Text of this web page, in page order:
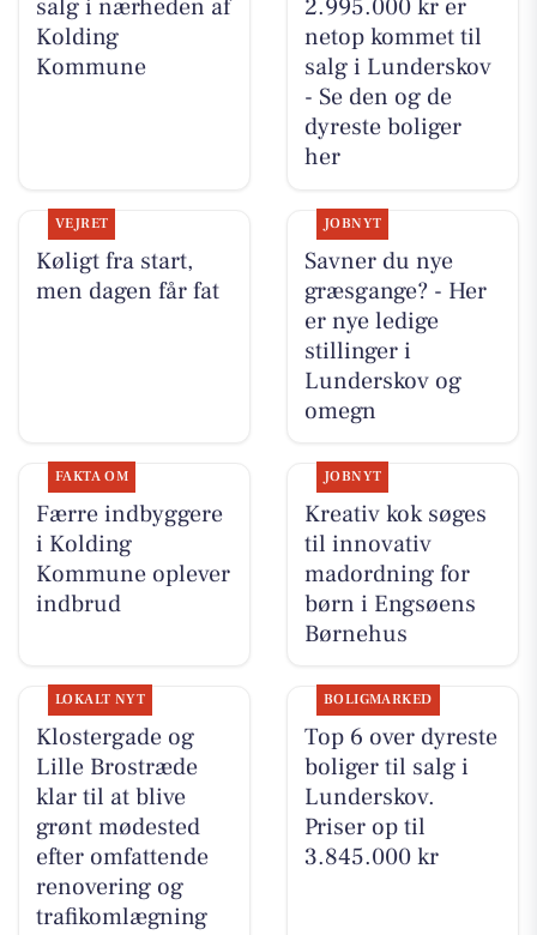
salg i nærheden af
Kolding
Kommune
2.995.000 kr er
netop kommet til
salg i Lunderskov
- Se den og de
dyreste boliger
her
VEJRET
Køligt fra start,
men dagen får fat
JOBNYT
Savner du nye
græsgange? - Her
er nye ledige
stillinger i
Lunderskov og
omegn
FAKTA OM
Færre indbyggere
i Kolding
Kommune oplever
indbrud
JOBNYT
Kreativ kok søges
til innovativ
madordning for
børn i Engsøens
Børnehus
LOKALT NYT
Klostergade og
Lille Brostræde
klar til at blive
grønt mødested
efter omfattende
renovering og
trafikomlægning
BOLIGMARKED
Top 6 over dyreste
boliger til salg i
Lunderskov.
Priser op til
3.845.000 kr